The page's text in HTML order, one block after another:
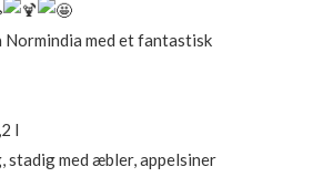
med et fantastisk
l
stadig med æbler, appelsiner